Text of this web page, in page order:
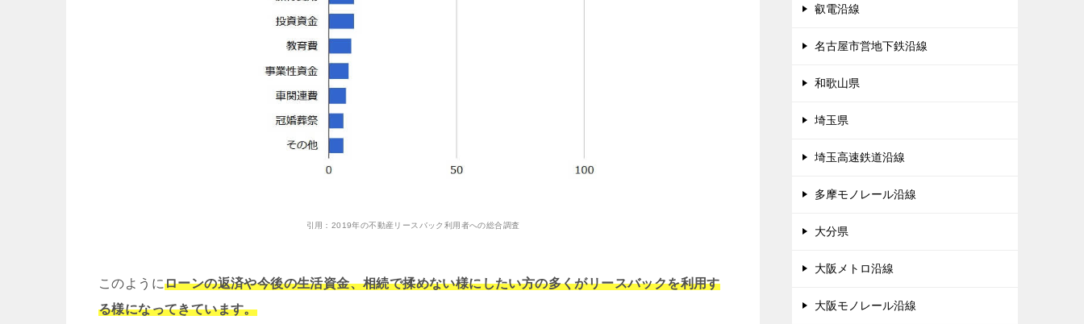
引用： 2019年の不動産リースバック利用者への総合調査
このようにローンの返済や今後の生活資金、相続で揉めない様にしたい方の多くがリースバックを利用す
る様になってきています。
叡電沿線
名古屋市営地下鉄沿線
和歌山県
埼玉県
埼玉高速鉄道沿線
多摩モノレール沿線
大分県
大阪メトロ沿線
大阪モノレール沿線